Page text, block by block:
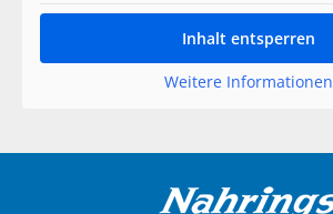
Inhalt entsperren
Weitere Informationen